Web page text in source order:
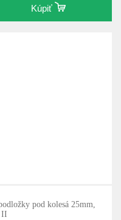
Kúpiť
pod kolesá 25mm,
II